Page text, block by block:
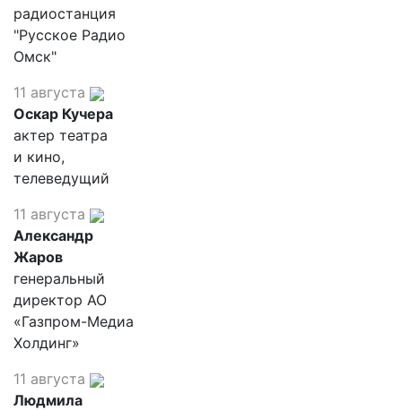
радиостанция
"Русское Радио
Омск"
11 августа
Оскар Кучера
актер театра
и кино,
телеведущий
11 августа
Александр
Жаров
генеральный
директор АО
«Газпром-Медиа
Холдинг»
11 августа
Людмила